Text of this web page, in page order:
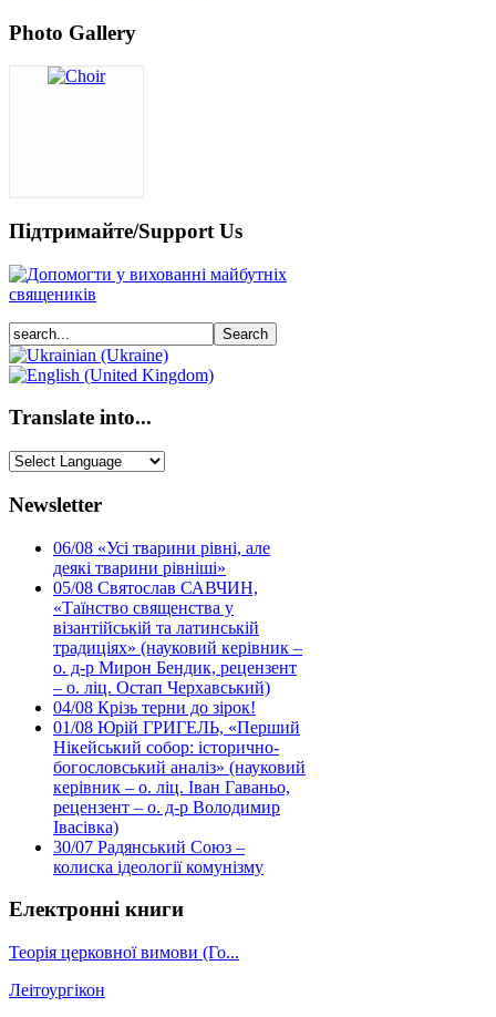
Photo Gallery
Підтримайте/Support Us
Translate into...
Newsletter
06/08 «Усі тварини рівні, але
деякі тварини рівніші»
05/08 Святослав САВЧИН,
«Таїнство священства у
візантійській та латинській
традиціях» (науковий керівник –
о. д-р Мирон Бендик, рецензент
– о. ліц. Остап Черхавський)
04/08 Крізь терни до зірок!
01/08 Юрій ГРИГЕЛЬ, «Перший
Нікейський собор: історично-
богословський аналіз» (науковий
керівник – о. ліц. Іван Гаваньо,
рецензент – о. д-р Володимир
Івасівка)
30/07 Радянський Союз –
колиска ідеології комунізму
Електронні книги
Теорія церковної вимови (Го...
Леітоургікон